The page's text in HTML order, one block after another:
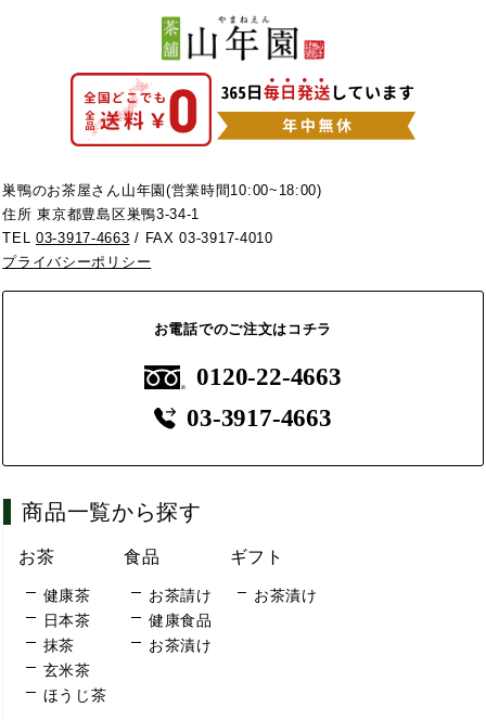
巣鴨のお茶屋さん山年園(営業時間10:00~18:00)
住所 東京都豊島区巣鴨3-34-1
TEL03-3917-4663 / FAX 03-3917-4010
プライバシーポリシー
お電話でのご注文はコチラ
0120-22-4663
03-3917-4663
商品一覧から探す
お茶
健康茶
日本茶
抹茶
玄米茶
ほうじ茶
食品
お茶請け
健康食品
お茶漬け
ギフト
お茶漬け